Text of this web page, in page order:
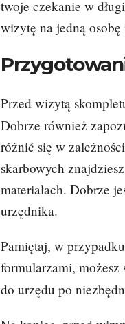
twoje czekanie w
wizytę na jedną osobę
Przed wizytą
Dobrze również
różnić się w
skarbowych
materiałach. Dobrze
urzędnika.
Pamiętaj, w
formularzami, możesz
do urzędu po